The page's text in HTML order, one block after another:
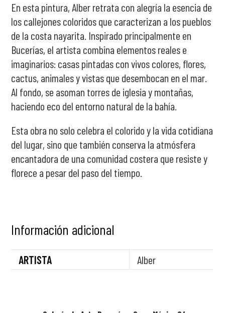
En esta pintura, Alber retrata con alegría la esencia de
los callejones coloridos que caracterizan a los pueblos
de la costa nayarita. Inspirado principalmente en
Bucerías, el artista combina elementos reales e
imaginarios: casas pintadas con vivos colores, flores,
cactus, animales y vistas que desembocan en el mar.
Al fondo, se asoman torres de iglesia y montañas,
haciendo eco del entorno natural de la bahía.
Esta obra no solo celebra el colorido y la vida cotidiana
del lugar, sino que también conserva la atmósfera
encantadora de una comunidad costera que resiste y
florece a pesar del paso del tiempo.
Información adicional
ARTISTA Alber